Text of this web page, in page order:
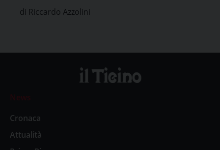
di Riccardo Azzolini
News
Cronaca
Attualità